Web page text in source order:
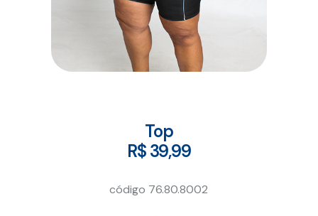
Top
R$ 39,99
código 76.80.8002